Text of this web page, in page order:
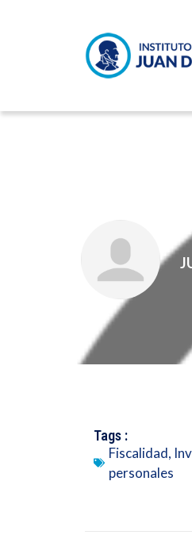
Bill
Tags :
Fiscalidad,
personales